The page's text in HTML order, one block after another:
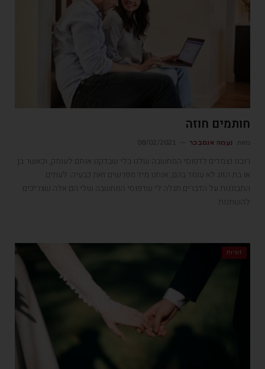
חותמים חוזה
נעמה אנסבכר
רובנו נצמדים לדפוסי המחשבה שלנו בלי שבדקנו אותם לעומק, וכאשר בן
או בת הזוג לא עומד בהם, אנחנו מיד מפרשים זאת כבעיה. לעתים
התבוננות על הדברים תגלה לי שדפוסי המחשבה שלי הם אלה שצריכים
להשתנות
זוגיות